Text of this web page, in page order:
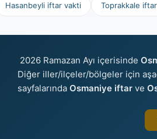
Hasanbeyli iftar vakti Toprakkale
2026 Ramazan Ayı içerisinde
Diğer iller/ilçeler/bölgeler için
sayfalarında Osmaniye iftarve